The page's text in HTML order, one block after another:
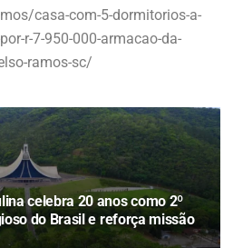
casa-com-5-dormitorios-a-
r-7-950-000-armacao-da-
ramos-sc/
celebra 20 anos como 2º
do Brasil e reforça missão